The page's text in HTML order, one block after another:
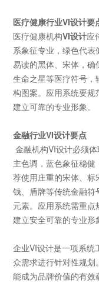
医疗健康行业VI设计要
医疗健康机构VI设计应
系象征专业，绿色代
易读的黑体、宋体，确
生命之星等医疗符号
构图案。应用系统要规
建立可靠的专业形象。
金融行业VI设计要点
金融机构VI设计必须
主色调，蓝色象征稳
荐使用庄重的宋体、
钱、盾牌等传统金融
元素。应用系统需重点
建立安全可靠的专业形
企业VI设计是一项系统
众需求进行针对性规划
能成为品牌价值的有